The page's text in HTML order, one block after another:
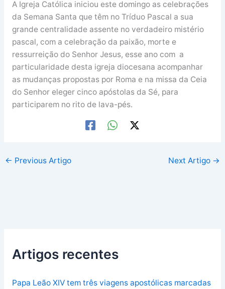
A Igreja Católica iniciou este domingo as celebrações
da Semana Santa que têm no Tríduo Pascal a sua
grande centralidade assente no verdadeiro mistério
pascal, com a celebração da paixão, morte e
ressurreição do Senhor Jesus, esse ano com a
particularidade desta igreja diocesana acompanhar
as mudanças propostas por Roma e na missa da Ceia
do Senhor eleger cinco apóstolas da Sé, para
participarem no rito de lava-pés.
← Previous Artigo Next Artigo →
Artigos recentes
Papa Leão XIV tem três viagens apostólicas marcadas